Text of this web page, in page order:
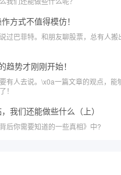
方式不值得模仿！
过巴菲特。和朋友聊股票，总有人搬
趋势才刚刚开始！
有人去​说。\x0a一篇文章的观点，能
！
我们还能做些什么（上）
后你需要知道的一些真相》中?